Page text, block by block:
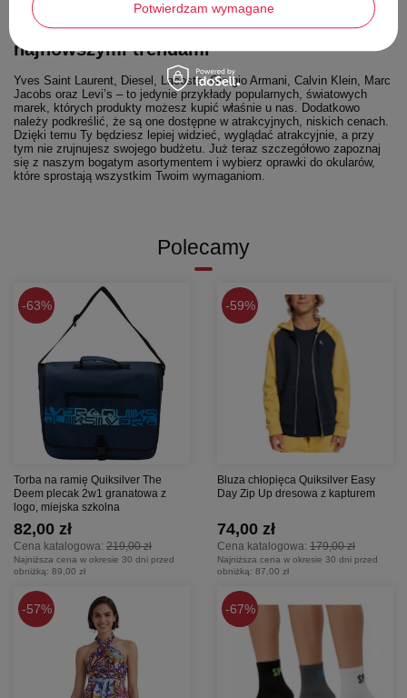
Oprawki do okularów męskie – kieruj się
najnowszymi trendami
Yves Saint Laurent, Diesel, Lacoste, Giorgio Armani, Calvin Klein, Marc
Jacobs oraz Levi’s – to jedynie przykłady popularnych, światowych
marek, których produkty możesz kupić właśnie u nas. Dodatkowo
należy podkreślić, że są one dostępne w atrakcyjnych, niskich cenach.
Dzięki temu Ty będziesz lepiej widzieć, wyglądać atrakcyjnie, a przy
tym nie zrujnujesz swojego budżetu. Już teraz szczegółowo zapoznaj
się z naszym bogatym asortymentem i wybierz oprawki do okularów,
które sprostają wszystkim Twoim wymaganiom.
Polecamy
63%
Torba na ramię Quiksilver The
Deem plecak 2w1 granatowa z
logo, miejska szkolna
Cena katalogowa: 219,00 zł
82,00 zł
Najniższa cena w okresie 30 dni przed
obniżką: 89,00 zł
59%
Bluza chłopięca Quiksilver Easy
Day Zip Up dresowa z kapturem
Cena katalogowa: 179,00 zł
74,00 zł
Najniższa cena w okresie 30 dni przed
obniżką: 87,00 zł
57% 67%
Potwierdzam wymagane